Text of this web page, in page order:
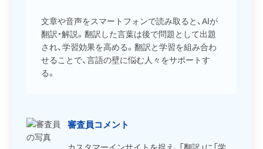
文章や音声をスマートフォンで読み取ると、AIが
翻訳・解説。翻訳した言葉は後で問題として出題
され、学習効果を高める。翻訳と学習を組み合わ
せることで、言語の壁に悩む人々をサポートす
る。
審査員コメント